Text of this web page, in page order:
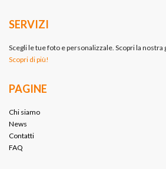
SERVIZI
Scegli le tue foto e personalizzale. Scopri la
Scopri di più!
PAGINE
Chi siamo
News
Contatti
FAQ